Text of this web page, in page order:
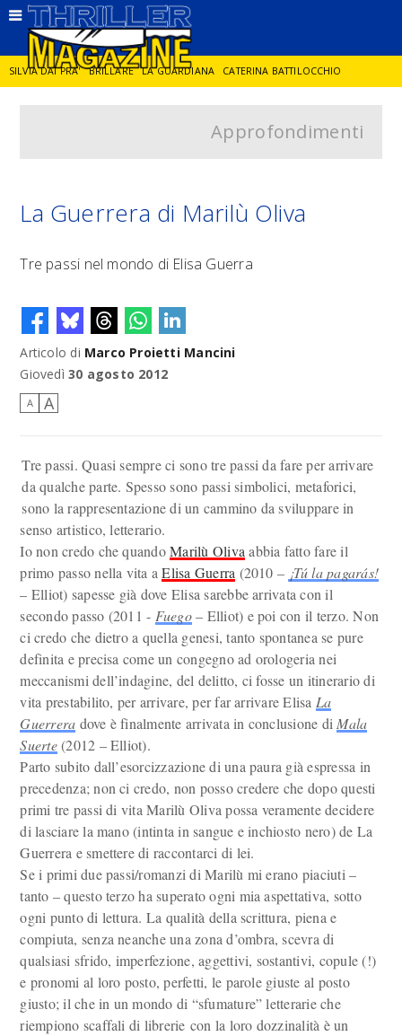
SILVIA DAI PRA' BRILLARE LA GUARDIANA CATERINA BATTILOCCHIO
DELITTO IN CORNICE GIANCARLO DE CATALDO
Approfondimenti
La Guerrera di Marilù Oliva
Tre passi nel mondo di Elisa Guerra
Articolo di Marco Proietti Mancini
Giovedì 30 agosto 2012
A A
Tre passi. Quasi sempre ci sono tre passi da fare per arrivare
da qualche parte. Spesso sono passi simbolici, metaforici,
sono la rappresentazione di un cammino da sviluppare in
senso artistico, letterario.
Io non credo che quandoMarilù Oliva abbia fatto fare il
primo passo nella vita aElisa Guerra (2010 – ¡Tú la pagarás!
– Elliot) sapesse già dove Elisa sarebbe arrivata con il
secondo passo (2011 - Fuego– Elliot) e poi con il terzo. Non
ci credo che dietro a quella genesi, tanto spontanea se pure
definita e precisa come un congegno ad orologeria nei
meccanismi dell’indagine, del delitto, ci fosse un itinerario di
vita prestabilito, per arrivare, per far arrivare Elisa La
Guerrera dove è finalmente arrivata in conclusione di Mala
Suerte(2012 – Elliot).
Parto subito dall’esorcizzazione di una paura già espressa in
precedenza; non ci credo, non posso credere che dopo questi
primi tre passi di vita Marilù Oliva possa veramente decidere
di lasciare la mano (intinta in sangue e inchiosto nero) de La
Guerrera e smettere di raccontarci di lei.
Se i primi due passi/romanzi di Marilù mi erano piaciuti –
tanto – questo terzo ha superato ogni mia aspettativa, sotto
ogni punto di lettura. La qualità della scrittura, piena e
compiuta, senza neanche una zona d’ombra, scevra di
qualsiasi sfrido, imperfezione, aggettivi, sostantivi, copule (!)
e pronomi al loro posto, perfetti, le parole giuste al posto
giusto; il che in un mondo di “sfumature” letterarie che
riempiono scaffali di librerie con la loro dozzinalità è un